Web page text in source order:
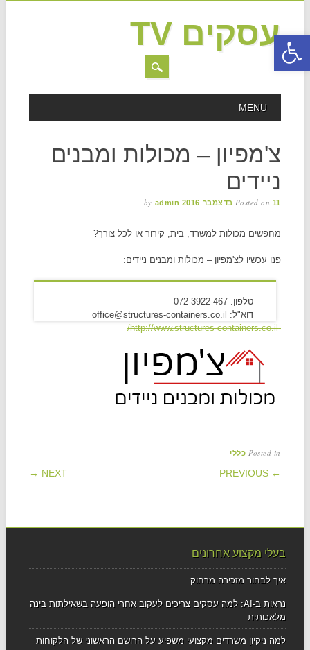
פתח סרגל נגישות
עסקים TV
MAIN MENU
MENU
צ'מפיון – מכולות ומבנים
ניידים
Posted on 11 בדצמבר 2016 by admin
מחפשים מכולות למשרד, בית, קירור או לכל צורך?
פנו עכשיו לצ'מפיון – מכולות ומבנים ניידים:
טלפון: 072-3922-467
דוא"ל: office@structures-containers.co.il
http://www.structures-containers.co.il/
Posted in כללי |
POST NAVIGATION
← PREVIOUS
NEXT →
בעלי מקצוע אחרונים
איך לבחור מזכירה מרחוק
נראות ב-AI: למה עסקים צריכים לעקוב אחרי הופעה בשאילתות בינה
מלאכותית
למה ניקיון משרדים מקצועי משפיע על הרושם הראשוני של הלקוחות